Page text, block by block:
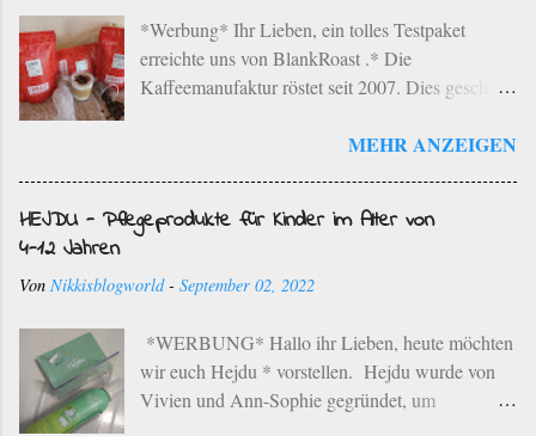
*Werbung* Ihr Lieben, ein tolles Testpaket
erreichte uns von BlankRoast .* Die
Kaffeemanufaktur röstet seit 2007. Dies geschieht
Provenienzen der besten Anbaugebiete der Erde
einem schonenden Langzeit-Röstverfahren unter
geröstet werden. Die Kaffeemanufaktur hat ihren
Aromen der jeweiligen Bohnen werden in
liebevoller Handarbeit herausgearbeitet. Der
Familienbetrieb betreibt eine sortenreine Röstung
MEHR ANZEIGEN
HEJDU - Pflegeprodukte für Kinder im Alter von
4-12 Jahren
Von Nikkisblogworld - September 02, 2022
*WERBUNG* Hallo ihr Lieben, heute möchten
wir euch Hejdu * vorstellen. Hejdu wurde von
Vivien und Ann-Sophie gegründet, um